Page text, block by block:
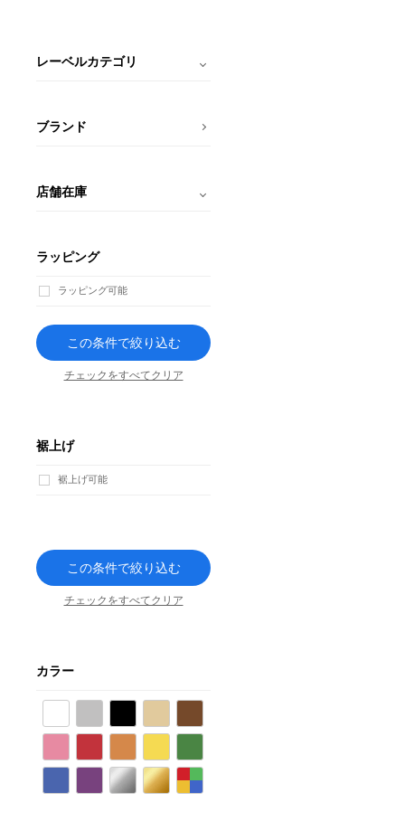
レーベルカテゴリ
ブランド
店舗在庫
ラッピング
ラッピング可能
この条件で絞り込む
チェックをすべてクリア
裾上げ
裾上げ可能
この条件で絞り込む
チェックをすべてクリア
カラー
パープル シルバー ゴールド